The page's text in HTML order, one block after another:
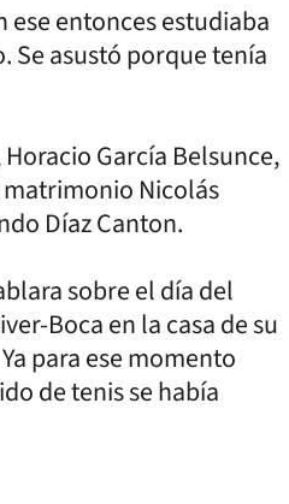
ese entonces estudiaba
Se asustó porque tenía
García Belsunce,
matrimonio Nicolás
Díaz Canton.
sobre el día del
Boca en la casa de su
para ese momento
de tenis se había